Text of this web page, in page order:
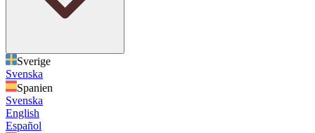
Sverige
Svenska
Spanien
Svenska
English
Español